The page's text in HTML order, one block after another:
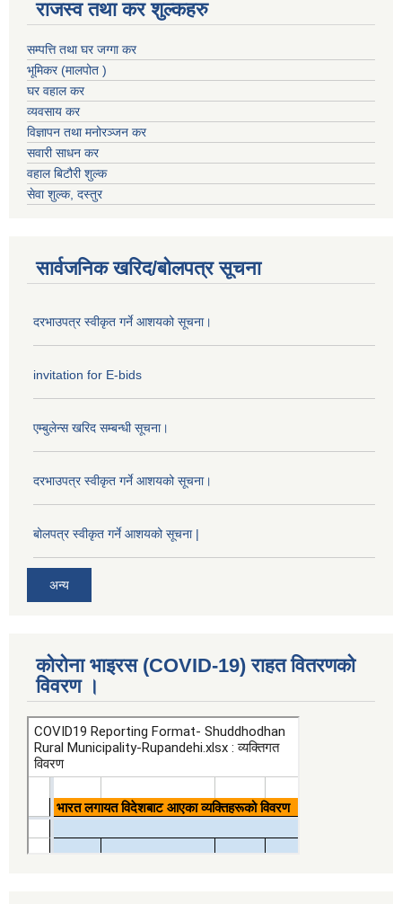
राजस्व तथा कर शुल्कहरु
सम्पत्ति तथा घर जग्गा कर
भूमिकर (मालपोत )
घर वहाल कर
व्यवसाय कर
विज्ञापन तथा मनोरञ्जन कर
सवारी साधन कर
वहाल बिटौरी शुल्क
सेवा शुल्क, दस्तुर
सार्वजनिक खरिद/बोलपत्र सूचना
दरभाउपत्र स्वीकृत गर्ने आशयको सूचना।
invitation for E-bids
एम्बुलेन्स खरिद सम्बन्धी सूचना।
दरभाउपत्र स्वीकृत गर्ने आशयको सूचना।
बोलपत्र स्वीकृत गर्ने आशयको सूचना |
अन्य
कोरोना भाइरस (COVID-19) राहत वितरणको
विवरण ।